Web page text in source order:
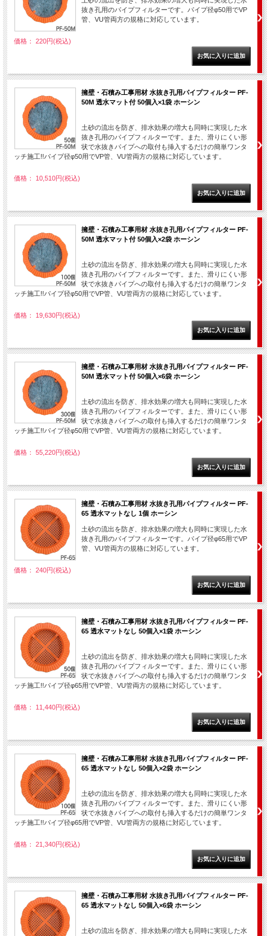
抜き孔用のパイプフィルターです。パイプ径φ50用でVP
管、VU管両方の規格に対応しています。
価格： 220円(税込)
擁壁・石積み工事用材 水抜き孔用パイプフィルター PF-
50M 透水マット付 50個入×1袋 ホーシン
土砂の流出を防ぎ、排水効果の増大も同時に実現した水
抜き孔用のパイプフィルターです。また、滑りにくい形
状で水抜きパイプへの取付も挿入するだけの簡単ワンタ
ッチ施工!!パイプ径φ50用でVP管、VU管両方の規格に対応しています。
価格： 10,510円(税込)
擁壁・石積み工事用材 水抜き孔用パイプフィルター PF-
50M 透水マット付 50個入×2袋 ホーシン
土砂の流出を防ぎ、排水効果の増大も同時に実現した水
抜き孔用のパイプフィルターです。また、滑りにくい形
状で水抜きパイプへの取付も挿入するだけの簡単ワンタ
ッチ施工!!パイプ径φ50用でVP管、VU管両方の規格に対応しています。
価格： 19,630円(税込)
擁壁・石積み工事用材 水抜き孔用パイプフィルター PF-
50M 透水マット付 50個入×6袋 ホーシン
土砂の流出を防ぎ、排水効果の増大も同時に実現した水
抜き孔用のパイプフィルターです。また、滑りにくい形
状で水抜きパイプへの取付も挿入するだけの簡単ワンタ
ッチ施工!!パイプ径φ50用でVP管、VU管両方の規格に対応しています。
価格： 55,220円(税込)
擁壁・石積み工事用材 水抜き孔用パイプフィルター PF-
65 透水マットなし 1個 ホーシン
土砂の流出を防ぎ、排水効果の増大も同時に実現した水
抜き孔用のパイプフィルターです。パイプ径φ65用でVP
管、VU管両方の規格に対応しています。
価格： 240円(税込)
擁壁・石積み工事用材 水抜き孔用パイプフィルター PF-
65 透水マットなし 50個入×1袋 ホーシン
土砂の流出を防ぎ、排水効果の増大も同時に実現した水
抜き孔用のパイプフィルターです。また、滑りにくい形
状で水抜きパイプへの取付も挿入するだけの簡単ワンタ
ッチ施工!!パイプ径φ65用でVP管、VU管両方の規格に対応しています。
価格： 11,440円(税込)
擁壁・石積み工事用材 水抜き孔用パイプフィルター PF-
65 透水マットなし 50個入×2袋 ホーシン
土砂の流出を防ぎ、排水効果の増大も同時に実現した水
抜き孔用のパイプフィルターです。また、滑りにくい形
状で水抜きパイプへの取付も挿入するだけの簡単ワンタ
ッチ施工!!パイプ径φ65用でVP管、VU管両方の規格に対応しています。
価格： 21,340円(税込)
擁壁・石積み工事用材 水抜き孔用パイプフィルター PF-
65 透水マットなし 50個入×6袋 ホーシン
土砂の流出を防ぎ、排水効果の増大も同時に実現した水